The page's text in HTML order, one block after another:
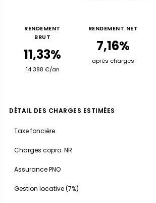
RENDEMENT
BRUT
11,33%
14 388 €/an
RENDEMENT NET
7,16%
après charges
DÉTAIL DES CHARGES ESTIMÉES
Taxe foncière
Charges copro. NR
Assurance PNO
Gestion locative (7%)